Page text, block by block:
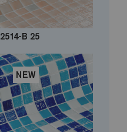
2514-B 25
NEW